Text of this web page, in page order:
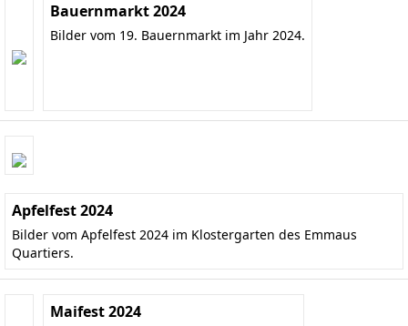
Bauernmarkt 2024
Bilder vom 19. Bauernmarkt im Jahr 2024.
Apfelfest 2024
Bilder vom Apfelfest 2024 im Klostergarten des Emmaus
Quartiers.
Maifest 2024